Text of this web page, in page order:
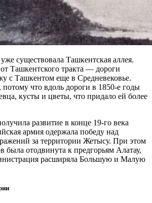
существовала Ташкентская аллея.
Ташкентского тракта — дороги
с Ташкентом еще в Средневековье.
что вдоль дороги в 1850-е годы
кусты и цветы, что придало ей более
развитие в конце 19-го века
армия одержала победу над
за территории Жетысу. При этом
была отодвинута к предгорьям Алатау,
расширяла Большую и Малую